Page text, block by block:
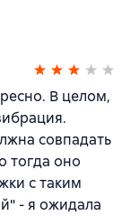
В целом,
совпадать
тогда оно
с таким
- я ожидала